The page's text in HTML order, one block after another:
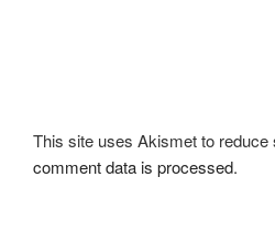
This site uses Akismet to reduce
comment data is processed.